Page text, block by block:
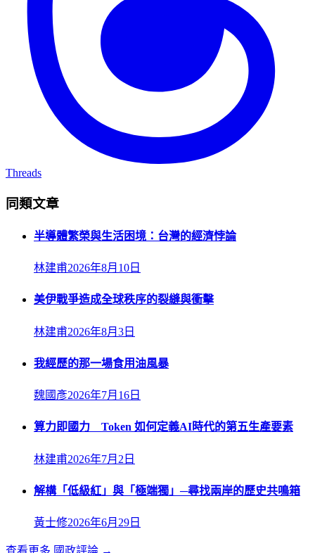
Threads
同類文章
半導體繁榮與生活困境：台灣的經濟悖論
林建甫2026年8月10日
美伊戰爭造成全球秩序的裂縫與衝擊
林建甫2026年8月3日
我經歷的那一場食用油風暴
魏國彥2026年7月16日
算力即國力 Token 如何定義AI時代的第五生產要素
林建甫2026年7月2日
解構「低級紅」與「極端獨」─尋找兩岸的歷史共鳴箱
黃士修2026年6月29日